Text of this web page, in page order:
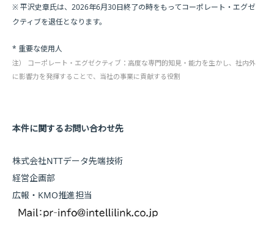
※ 平沢史章氏は、2026年6月30日終了の時をもってコーポレート・エグゼ
クティブを退任となります。
* 重要な使用人
注） コーポレート・エグゼクティブ：高度な専門的知見・能力を生かし、社内外
に影響力を発揮することで、当社の事業に貢献する役割
本件に関するお問い合わせ先
株式会社NTTデータ先端技術
経営企画部
広報・KMO推進担当